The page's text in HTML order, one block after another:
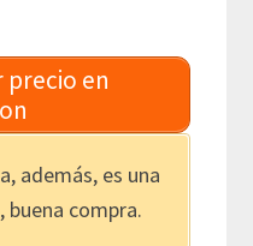
precio en
además, es una
compra.